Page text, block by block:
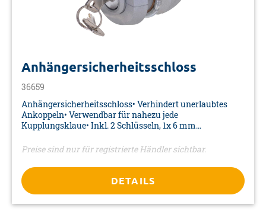
Anhängersicherheitsschloss
36659
Anhängersicherheitsschloss• Verhindert unerlaubtes
Ankoppeln• Verwendbar für nahezu jede
Kupplungsklaue• Inkl. 2 Schlüsseln, 1x 6 mm
silber• Material: Zinklegierung/Messing• Maße: Ø 49 x 61
mm• Verpackung: Doppelblister
Preise sind nur für registrierte Händler sichtbar.
DETAILS